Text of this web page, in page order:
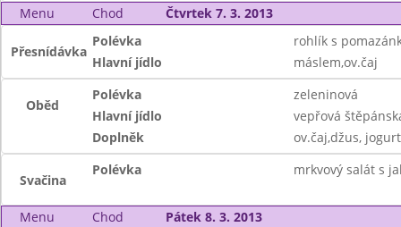
Menu Chod Čtvrtek 7. 3. 2013
Přesnídávka
Polévka
rohlík s
Hlavní jídlo
máslem,ov.čaj
Oběd
Polévka
zeleninová
Hlavní jídlo
vepřová
Doplněk
ov.čaj,džus, jogurt
Svačina
Polévka mrkvový salát s
Menu Chod Pátek 8. 3. 2013